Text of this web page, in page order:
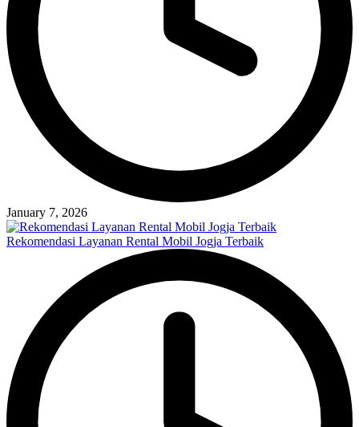
January 7, 2026
Rekomendasi Layanan Rental Mobil Jogja Terbaik